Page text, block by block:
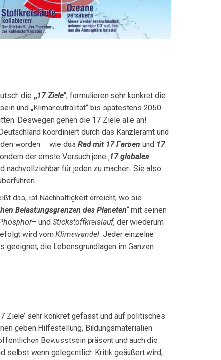
die „17 Ziele“, for­mulieren sehr konkret die
und „Kli­ma­neutralität“ bis spätestens 2050
Deswegen gehen die 17 Ziele alle an!
koordiniert durch das Kanzleramt und
worden – wie das Rad mit 17 Farben und 17
der ernste Versuch jene ‚17 globa­len
nachvollziehbar für jeden zu machen. Sie also
das, ist Nachhaltigkeit erreicht, wo sie
Belastungsgrenzen des Planeten“ mit seinen
– und Stickstoffkreislauf, der wiederum
wird vom Klimawandel. Jeder einzelne
geeignet, die Lebensgrundlagen im Ganzen
Ziele’ sehr konkret gefasst und auf politisches
geben Hilfestellung, Bildungsmaterialien
Bewusstsein präsent und auch die
selbst wenn gelegent­lich Kritik geäußert wird,